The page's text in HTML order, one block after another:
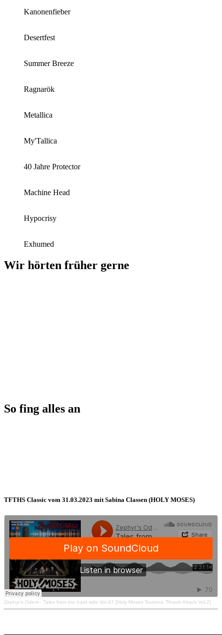
Kanonenfieber
Desertfest
Summer Breeze
Ragnarök
Metallica
My'Tallica
40 Jahre Protector
Machine Head
Hypocrisy
Exhumed
Wir hörten früher gerne
So fing alles an
TFTHS Classic vom 31.03.2023 mit Sabina Classen (HOLY MOSES)
Zephyr's Odem · Tales from the hard side Vol.47 [Holy Moses Teutonic Thrash Attack Vol.2]